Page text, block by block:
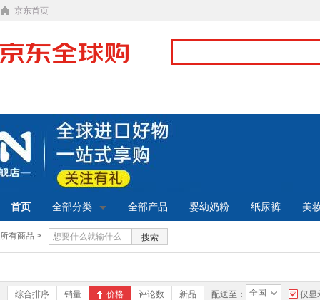
京东首页
首页 全部分类 全部产品 婴幼奶粉 纸尿裤 美
所有商品 > 搜索
综合排序 销量 价格 评论数 新品 配送至： 全国 仅显